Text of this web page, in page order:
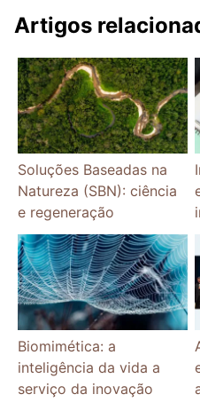
Artigos
Soluções Baseadas na
Natureza (SBN): ciência
e regeneração
Biomimética: a
inteligência da vida a
serviço da inovação